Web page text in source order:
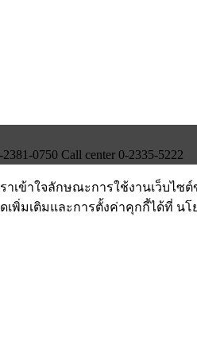
0750 Call center 0-2335-5222
เข้าใจลักษณะการใช้งานเว็บไซ
เพิ่มเติมและการตั้งค่าคุกกี้ได้ที่ น